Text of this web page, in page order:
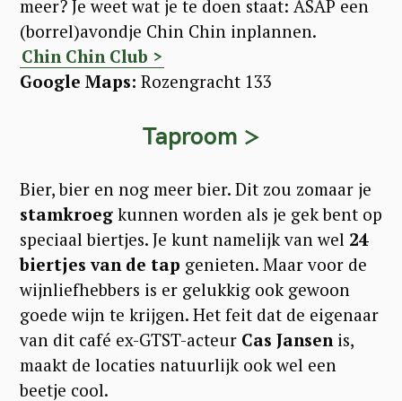
meer? Je weet wat je te doen staat: ASAP een
(borrel)avondje Chin Chin inplannen.
Chin Chin Club >
Google Maps: Rozengracht 133
Taproom >
Bier, bier en nog meer bier. Dit zou zomaar je
stamkroeg kunnen worden als je gek bent op
speciaal biertjes. Je kunt namelijk van wel 24
biertjes van de tap genieten. Maar voor de
wijnliefhebbers is er gelukkig ook gewoon
goede wijn te krijgen. Het feit dat de eigenaar
van dit café ex-GTST-acteur Cas Jansen is,
maakt de locaties natuurlijk ook wel een
beetje cool.